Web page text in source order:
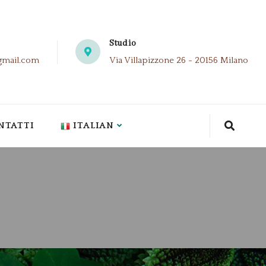
Studio
Via Villapizzone 26 - 20156 Milano
ITALIAN